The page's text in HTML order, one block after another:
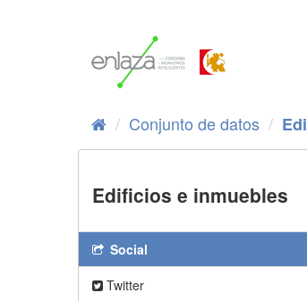
Conjunto de datos
Edificios e inmuebles
Social
Twitter